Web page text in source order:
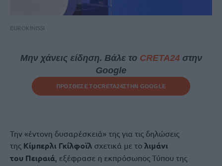
EUROKINISSI
Μην χάνεις είδηση. Βάλε το CRETA24στην
Google
ΠΡΟΣΘΕΣΕ ΤΟCRETA24ΣΤΗΝ GOOGLE
Την «έντονη δυσαρέσκειά» της για τις δηλώσεις
της Κίμπερλι Γκίλφοϊλ σχετικά με το λιμάνι
του Πειραιά, εξέφρασε η εκπρόσωπος Τύπου της